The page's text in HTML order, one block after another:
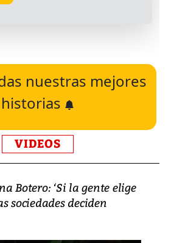
nuestras mejores
historias
VIDEOS
Botero: ‘Si la gente elige
sociedades deciden